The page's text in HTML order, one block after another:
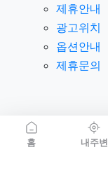
홈 내주변
제휴안내
광고위치
옵션안내
제휴문의